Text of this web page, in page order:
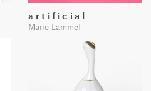
a r t i f i c i a l
Marie Lammel